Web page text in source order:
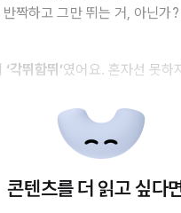
짝하고 그만 뛰는 거, 아닌가
‘각뛰함뛰’였어요. 혼자선 못하
콘텐츠를 더 읽고 싶다